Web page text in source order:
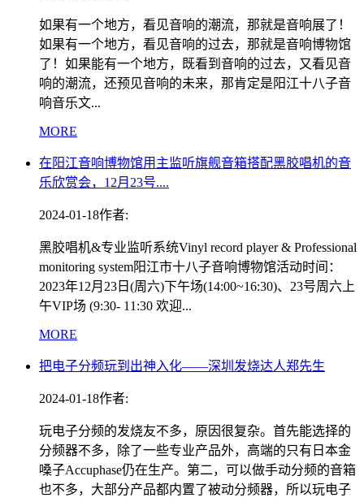
如果有一个地方，看见音响的潮流，那就是音响展了！
如果有一个地方，看见音响的过去，那就是音响博物馆
了！如果能有一个地方，既看到音响的过去，又看见音
响的潮流，还预见音响的未来，那肯定是阳江十八子音
响音乐文...
MORE
在阳江音响博物馆用主监听旗舰音箱搭配黑胶唱机的音
乐欣赏会，12月23号....
2024-01-18作者:
黑胶唱机&专业监听系统Vinyl record player & Professional
monitoring system阳江市十八子音响博物馆活动时间：
2023年12月23日(周六)下午场(14:00~16:30)、23号周六上
午VIP场 (9:30- 11:30 欢迎...
MORE
把电子分频玩到出神入化——深圳发烧达人郑先生
2024-01-18作者:
玩电子分频的发烧友不多，原因很复杂。首先能选择的
分频器不多，除了一些专业产品外，高端的只有日本金
嗓子Accuphase仍在生产。第二，可以做手动分频的音箱
也不多，大部分产品都内置了被动分频器，所以玩电子